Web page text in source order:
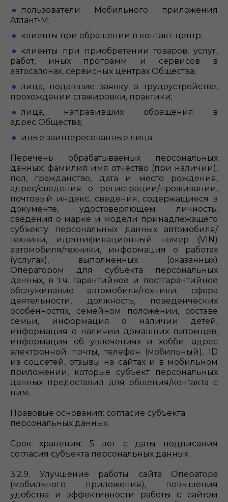
пользователи Мобильного приложения
Атлант-М;
клиенты при обращении в контакт-центр;
клиенты при приобретении товаров, услуг,
работ, иных программ и сервисов в
автосалонах, сервисных центрах Общества;
лица, подавшие заявку о трудоустройстве,
прохождении стажировки, практики;
лица, направивших обращения в
адрес Общества;
иные заинтересованные лица.
Перечень обрабатываемых персональных
данных: фамилия имя отчество (при наличии),
пол, гражданство, дата и место рождения,
адрес/сведения о регистрации/проживании,
почтовый индекс, сведения, содержащиеся в
документе, удостоверяющем личность,
сведения о марке и модели принадлежащего
субъекту персональных данных автомобиля/
техники, идентификационный номер (VIN)
автомобиля/техники, информация о работах
(услугах), выполненных (оказанных)
Оператором для субъекта персональных
данных, в т.ч. гарантийное и постгарантийное
обслуживание автомобиля/техники. сфера
деятельности, должность, поведенческих
особенностях, семейном положении, составе
семьи, информация о наличии детей,
информация о наличии домашних питомцев,
информация об увлечениях и хобби; адрес
электронной почты, телефон (мобильный), ID
из соцсетей, отзывы на сайтах и в мобильном
приложении, которые субъект персональных
данных предоставил для общения/контакта с
ним.
Правовые основания: согласие субъекта
персональных данных.
Срок хранения: 5 лет с даты подписания
согласия субъекта персональных данных.
3.2.9. Улучшение работы сайта Оператора
(мобильного приложения), повышения
удобства и эффективности работы с сайтом